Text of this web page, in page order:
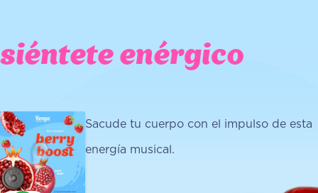
siéntete enérgico
Sacude tu cuerpo con el impulso de esta
energía musical.